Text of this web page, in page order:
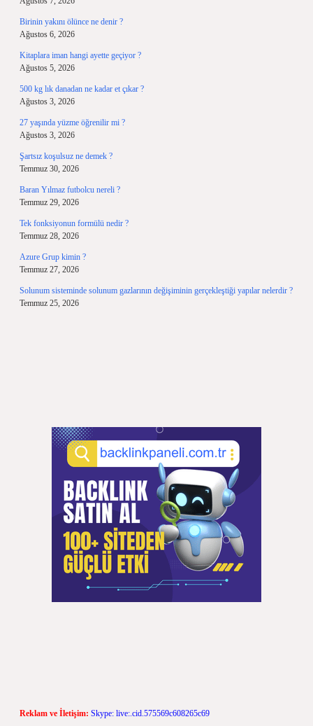
Birinin yakını ölünce ne denir ?
Ağustos 6, 2026
Kitaplara iman hangi ayette geçiyor ?
Ağustos 5, 2026
500 kg lık danadan ne kadar et çıkar ?
Ağustos 3, 2026
27 yaşında yüzme öğrenilir mi ?
Ağustos 3, 2026
Şartsız koşulsuz ne demek ?
Temmuz 30, 2026
Baran Yılmaz futbolcu nereli ?
Temmuz 29, 2026
Tek fonksiyonun formülü nedir ?
Temmuz 28, 2026
Azure Grup kimin ?
Temmuz 27, 2026
Solunum sisteminde solunum gazlarının değişiminin gerçekleştiği yapılar nelerdir ?
Temmuz 25, 2026
Reklam ve İletişim: Skype: live:.cid.575569c608265c69